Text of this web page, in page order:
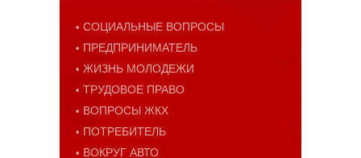
СОЦИАЛЬНЫЕ ВОПРОСЫ
ПРЕДПРИНИМАТЕЛЬ
ЖИЗНЬ МОЛОДЕЖИ
ТРУДОВОЕ ПРАВО
ВОПРОСЫ ЖКХ
ПОТРЕБИТЕЛЬ
ВОКРУГ АВТО